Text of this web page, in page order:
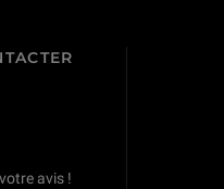
avis !